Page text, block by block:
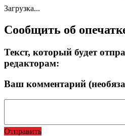
Загрузка...
Сообщить об
Текст, который будет
редакторам:
Ваш комментарий
Отправить